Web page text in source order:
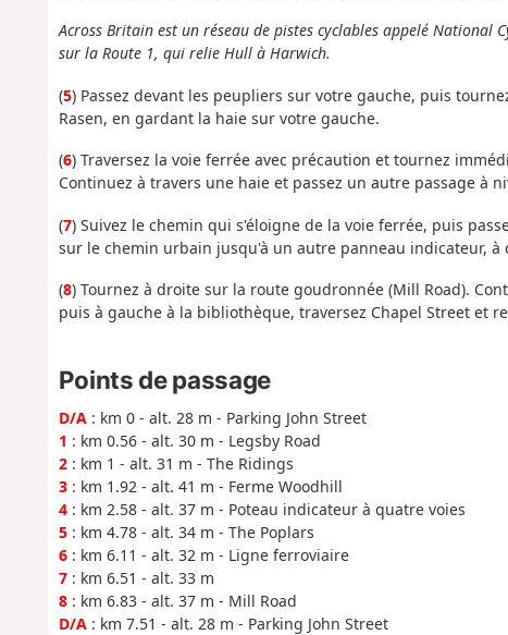
Across Britain est un réseau de pistes cyclables appelé National
sur la Route 1, qui relie Hull à Harwich.
(5) Passez devant les peupliers sur votre gauche, puis
Rasen, en gardant la haie sur votre gauche.
(6) Traversez la voie ferrée avec précaution et tournez
Continuez à travers une haie et passez un autre passage à
(7) Suivez le chemin qui s'éloigne de la voie ferrée, puis
sur le chemin urbain jusqu'à un autre panneau indicateur, à
(8) Tournez à droite sur la route goudronnée (Mill Road).
puis à gauche à la bibliothèque, traversez Chapel Street et
Points de passage
D/A: km 0 - alt. 28 m - Parking John Street
1 : km 0.56 - alt. 30 m - Legsby Road
2: km 1 - alt. 31 m - The Ridings
3: km 1.92 - alt. 41 m - Ferme Woodhill
4: km 2.58 - alt. 37 m - Poteau indicateur à quatre voies
5: km 4.78 - alt. 34 m - The Poplars
6: km 6.11 - alt. 32 m - Ligne ferroviaire
7: km 6.51 - alt. 33 m
8: km 6.83 - alt. 37 m - Mill Road
D/A: km 7.51 - alt. 28 m - Parking John Street